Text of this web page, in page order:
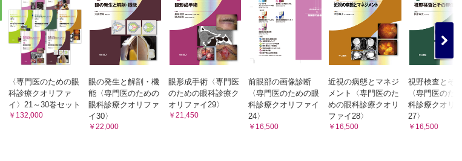
〈専門医のための眼
科診療クオリファ
イ〉21～30巻セット
￥132,000
眼の発生と解剖・機
能〈専門医のための
眼科診療クオリファ
イ30〉
￥22,000
眼形成手術〈専門医
のための眼科診療ク
オリファイ29〉
￥21,450
前眼部の画像診断
〈専門医のための眼
科診療クオリファイ
24〉
￥16,500
近視の病態とマネジ
メント〈専門医のた
めの眼科診療クオリ
ファイ28〉
￥16,500
視野検査とそ
〈専門医のた
科診療クオリ
27〉
￥16,500